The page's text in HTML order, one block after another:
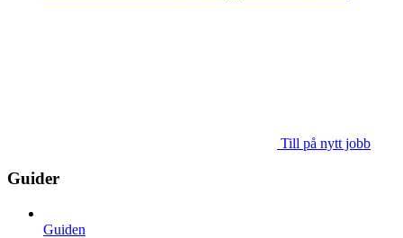
Till på nytt jobb
Guider
Guiden